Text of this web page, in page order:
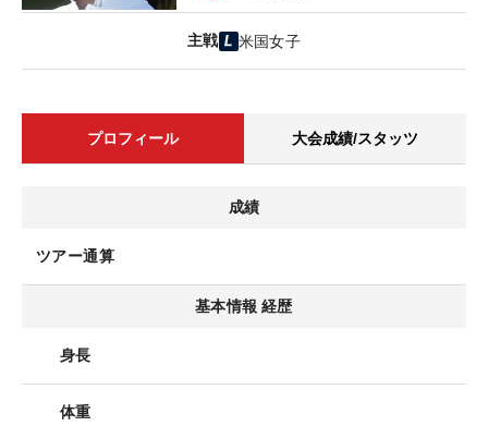
主戦 米国女子
プロフィール 大会成績/スタッツ
成績
ツアー通算
基本情報 経歴
身長
体重